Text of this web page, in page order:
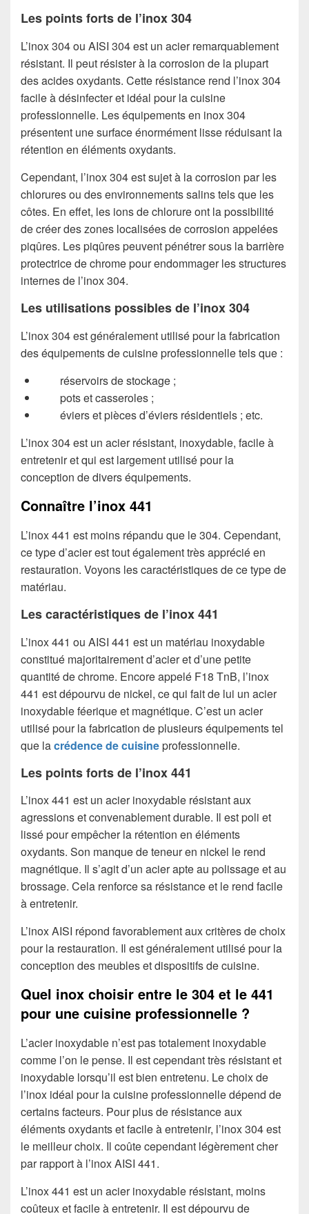
Les points forts de l’inox 304
L’inox 304 ou AISI 304 est un acier remarquablement
résistant. Il peut résister à la corrosion de la plupart
des acides oxydants. Cette résistance rend l’inox 304
facile à désinfecter et idéal pour la cuisine
professionnelle. Les équipements en inox 304
présentent une surface énormément lisse réduisant la
rétention en éléments oxydants.
Cependant, l’inox 304 est sujet à la corrosion par les
chlorures ou des environnements salins tels que les
côtes. En effet, les ions de chlorure ont la possibilité
de créer des zones localisées de corrosion appelées
piqûres. Les piqûres peuvent pénétrer sous la barrière
protectrice de chrome pour endommager les structures
internes de l’inox 304.
Les utilisations possibles de l’inox 304
L’inox 304 est généralement utilisé pour la fabrication
des équipements de cuisine professionnelle tels que :
réservoirs de stockage ;
pots et casseroles ;
éviers et pièces d’éviers résidentiels ; etc.
L’inox 304 est un acier résistant, inoxydable, facile à
entretenir et qui est largement utilisé pour la
conception de divers équipements.
Connaître l’inox 441
L’inox 441 est moins répandu que le 304. Cependant,
ce type d’acier est tout également très apprécié en
restauration. Voyons les caractéristiques de ce type de
matériau.
Les caractéristiques de l’inox 441
L’inox 441 ou AISI 441 est un matériau inoxydable
constitué majoritairement d’acier et d’une petite
quantité de chrome. Encore appelé F18 TnB, l’inox
441 est dépourvu de nickel, ce qui fait de lui un acier
inoxydable féerique et magnétique. C’est un acier
utilisé pour la fabrication de plusieurs équipements tel
que lacrédence de cuisineprofessionnelle.
Les points forts de l’inox 441
L’inox 441 est un acier inoxydable résistant aux
agressions et convenablement durable. Il est poli et
lissé pour empêcher la rétention en éléments
oxydants. Son manque de teneur en nickel le rend
magnétique. Il s’agit d’un acier apte au polissage et au
brossage. Cela renforce sa résistance et le rend facile
à entretenir.
L’inox AISI répond favorablement aux critères de choix
pour la restauration. Il est généralement utilisé pour la
conception des meubles et dispositifs de cuisine.
Quel inox choisir entre le 304 et le 441
pour une cuisine professionnelle ?
L’acier inoxydable n’est pas totalement inoxydable
comme l’on le pense. Il est cependant très résistant et
inoxydable lorsqu’il est bien entretenu. Le choix de
l’inox idéal pour la cuisine professionnelle dépend de
certains facteurs. Pour plus de résistance aux
éléments oxydants et facile à entretenir, l’inox 304 est
le meilleur choix. Il coûte cependant légèrement cher
par rapport à l’inox AISI 441.
L’inox 441 est un acier inoxydable résistant, moins
coûteux et facile à entretenir. Il est dépourvu de